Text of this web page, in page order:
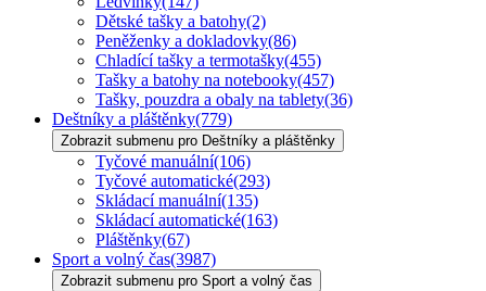
Dětské tašky a batohy(2)
Peněženky a dokladovky(86)
Chladící tašky a termotašky(455)
Tašky a batohy na notebooky(457)
Tašky, pouzdra a obaly na tablety(36)
Deštníky a pláštěnky(779)
Zobrazit submenu pro Deštníky a pláštěnky
Tyčové manuální(106)
Tyčové automatické(293)
Skládací manuální(135)
Skládací automatické(163)
Pláštěnky(67)
Sport a volný čas(3987)
Zobrazit submenu pro Sport a volný čas